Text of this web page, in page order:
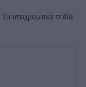
Τα υποχρεωτικά πεδία